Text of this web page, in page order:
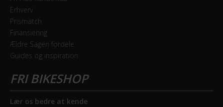
Kranksæt
SR Suntour CW8-SCX 38T 170 mm
Samlet antal gear
Skiftegreb
Erhverv
Prismatch
Finansiering
Ældre Sagen fordele
Guides og inspiration
Lær os bedre at kende